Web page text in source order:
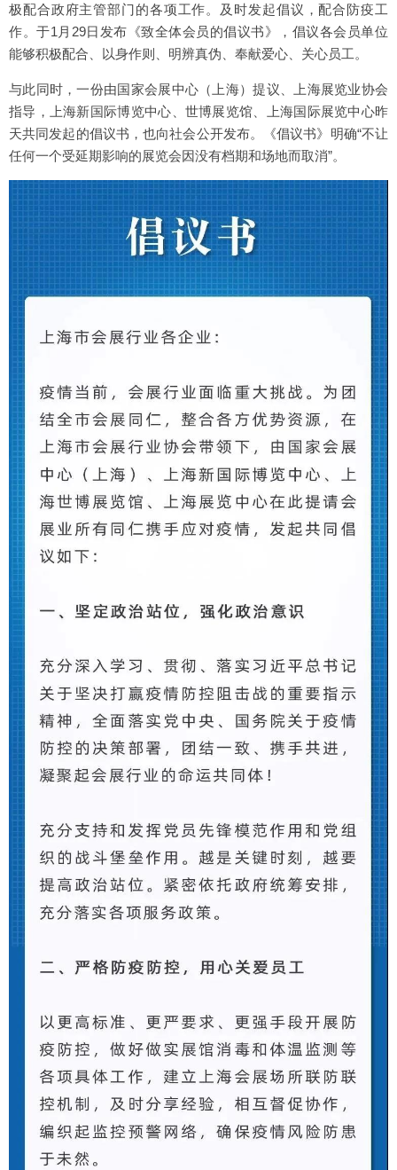
极配合政府主管部门的各项工作。及时发起倡议，配合防疫工
作。于1月29日发布《致全体会员的倡议书》，倡议各会员单位
能够积极配合、以身作则、明辨真伪、奉献爱心、关心员工。
与此同时，一份由国家会展中心（上海）提议、上海展览业协会
指导，上海新国际博览中心、世博展览馆、上海国际展览中心昨
天共同发起的倡议书，也向社会公开发布。《倡议书》明确“不让
任何一个受延期影响的展览会因没有档期和场地而取消”。